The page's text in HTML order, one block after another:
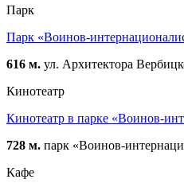
Парк
Парк «Воинов-
616 м. ул. Архитектора
Кинотеатр
Кинотеатр в парке «Воинов-
728 м. парк «Воинов-
Кафе